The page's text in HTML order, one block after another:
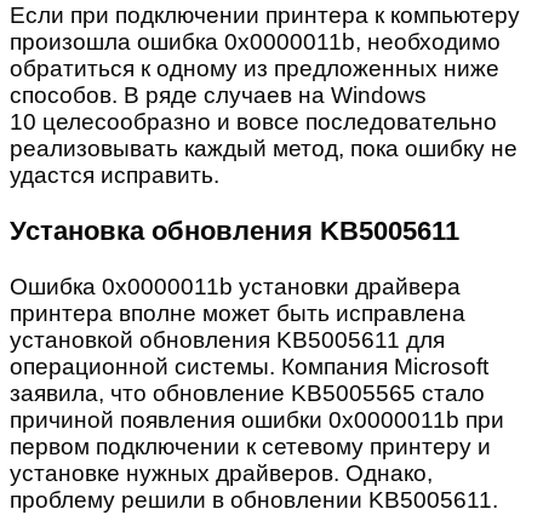
Если при подключении принтера к компьютеру
произошла ошибка 0x0000011b, необходимо
обратиться к одному из предложенных ниже
способов. В ряде случаев на Windows
10 целесообразно и вовсе последовательно
реализовывать каждый метод, пока ошибку не
удастся исправить.
Установка обновления KB5005611
Ошибка 0x0000011b установки драйвера
принтера вполне может быть исправлена
установкой обновления KB5005611 для
операционной системы. Компания Microsoft
заявила, что обновление KB5005565 стало
причиной появления ошибки 0x0000011b при
первом подключении к сетевому принтеру и
установке нужных драйверов. Однако,
проблему решили в обновлении KB5005611.